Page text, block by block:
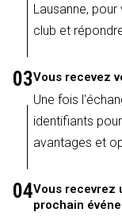
Lausanne,
club et
03Vous recevez
Une fois
identifiants
avantages et
04Vous recevrez
prochain